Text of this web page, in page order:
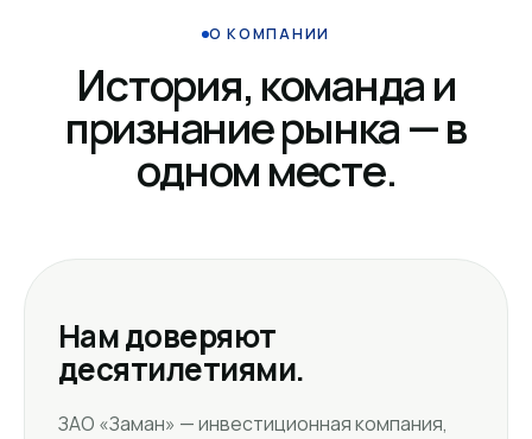
О КОМПАНИИ
История, команда и
признание рынка — в
одном месте.
Нам доверяют
десятилетиями.
ЗАО «Заман» — инвестиционная компания,